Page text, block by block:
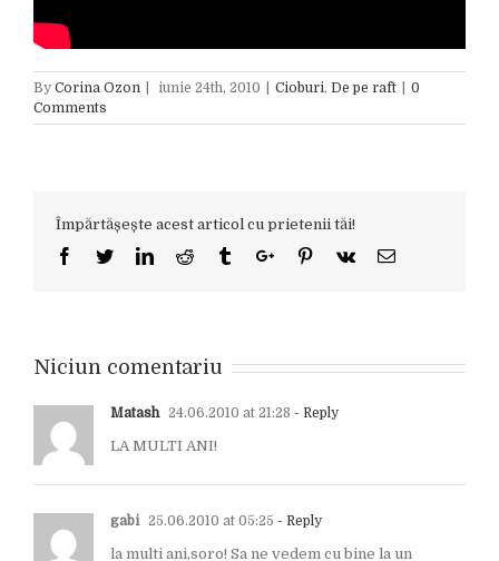
By Corina Ozon iunie 24th, 2010 Cioburi, De pe raft
0
Comments
Împărtășește acest articol cu prietenii tăi!
Facebook
TwitterLinkedinReddit TumblrGoogle+Pinterest
Vk Email
Niciun comentariu
Matash 24.06.2010 at 21:28 - Reply
LA MULTI ANI!
gabi 25.06.2010 at 05:25 - Reply
la multi ani,soro! Sa ne vedem cu bine la un